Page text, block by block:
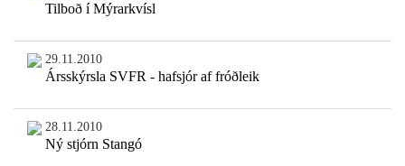
Tilboð í Mýrarkvísl
29.11.2010
Ársskýrsla SVFR - hafsjór af fróðleik
28.11.2010
Ný stjórn Stangó